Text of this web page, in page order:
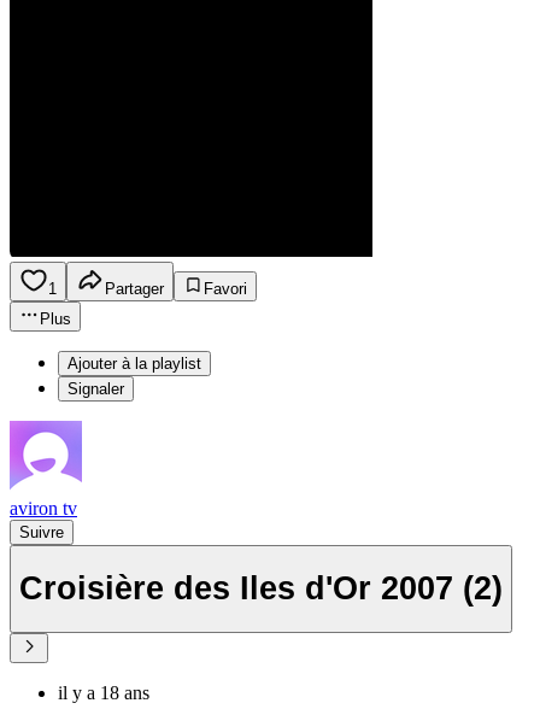
1 Partager
Favori
Plus
Ajouter à la playlist
Signaler
aviron tv
Suivre
Croisière des Iles d'Or 2007 (2)
il y a 18 ans